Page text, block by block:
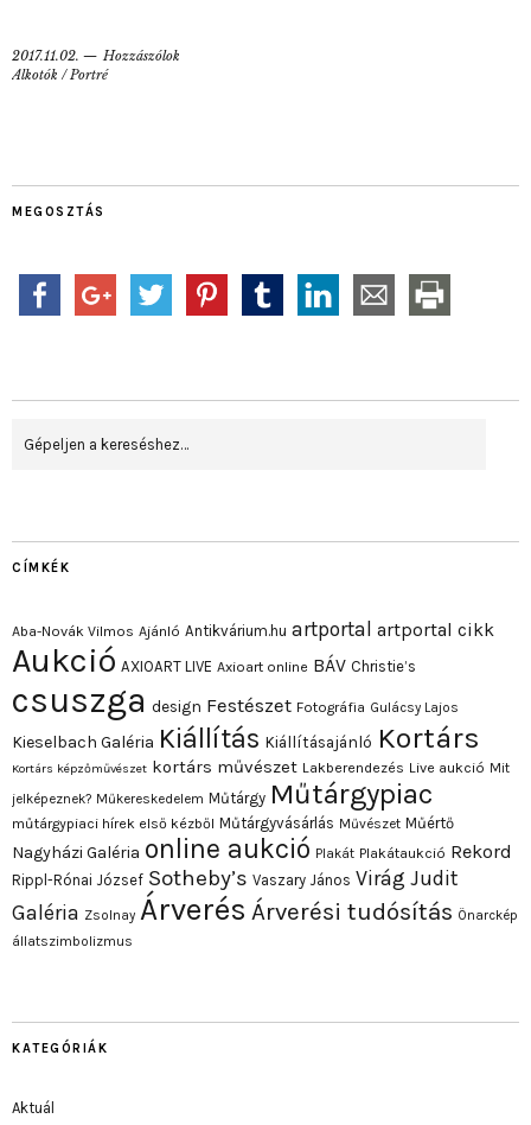
2017.11.02.
Hozzászólok
Alkotók / Portré
MEGOSZTÁS
CÍMKÉK
Aba-Novák Vilmos Ajánló Antikvárium.hu artportal artportal cikk
Aukció AXIOART LIVE Axioart online BÁV Christie’s
csuszga design Festészet Fotográfia Gulácsy Lajos
Kieselbach Galéria Kiállítás Kiállításajánló Kortárs
Kortárs képzőművészet kortárs művészet Lakberendezés Live aukció Mit
jelképeznek? Műkereskedelem Műtárgy Műtárgypiac
műtárgypiaci hírek első kézből Műtárgyvásárlás Művészet Műértő
Nagyházi Galéria online aukció Plakát Plakátaukció Rekord
Rippl-Rónai József Sotheby’s Vaszary János Virág Judit
Galéria Zsolnay Árverés Árverési tudósítás Önarckép
állatszimbolizmus
KATEGÓRIÁK
Aktuál